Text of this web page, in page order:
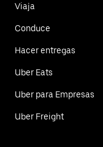
Viaja
Conduce
Hacer entregas
Uber Eats
Uber para Empresas
Uber Freight